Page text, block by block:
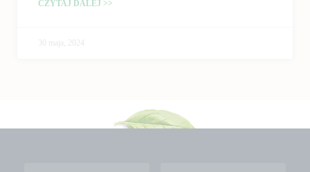
CZYTAJ DALEJ >>
30 maja, 2024